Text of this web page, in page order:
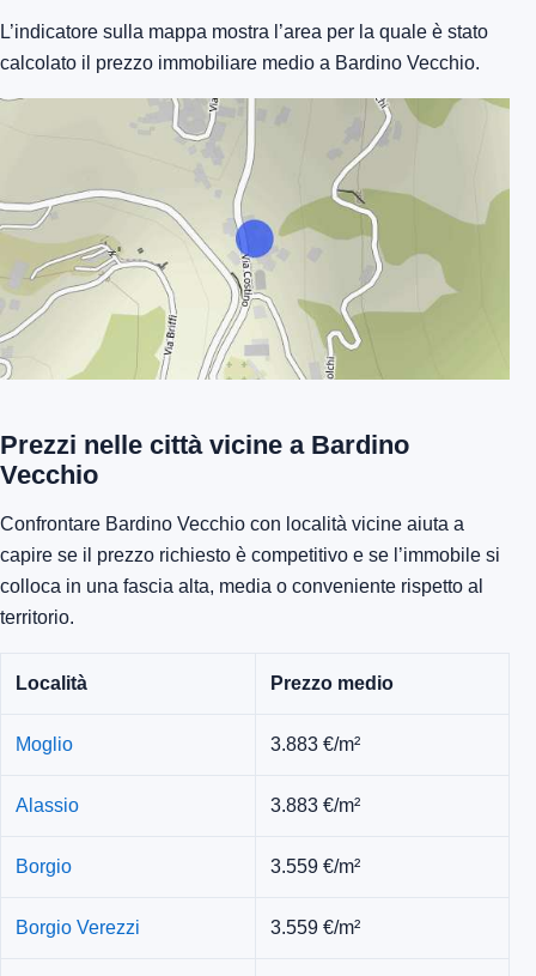
L’indicatore sulla mappa mostra l’area per la quale è stato
calcolato il prezzo immobiliare medio a Bardino Vecchio.
Prezzi nelle città vicine a Bardino
Vecchio
Confrontare Bardino Vecchio con località vicine aiuta a
capire se il prezzo richiesto è competitivo e se l’immobile si
colloca in una fascia alta, media o conveniente rispetto al
territorio.
Località Prezzo medio
Moglio 3.883 €/m²
Alassio 3.883 €/m²
Borgio 3.559 €/m²
Borgio Verezzi 3.559 €/m²